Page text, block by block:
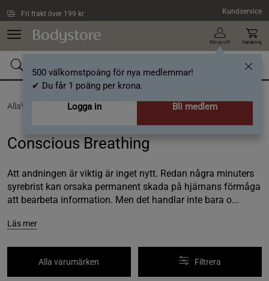
Fri frakt över 199 kr Kundservice
Min profil
500 välkomstpoäng för nya medlemmar!
✔ Du får 1 poäng per krona.
Logga in
Bli medlem
Varukorg
AllaVarumärken /Conscious Breathing
Conscious Breathing
Att andningen är viktig är inget nytt. Redan några minuters
syrebrist kan orsaka permanent skada på hjärnans förmåga
att bearbeta information. Men det handlar inte bara o...
Läs mer
Alla varumärken Filtrera